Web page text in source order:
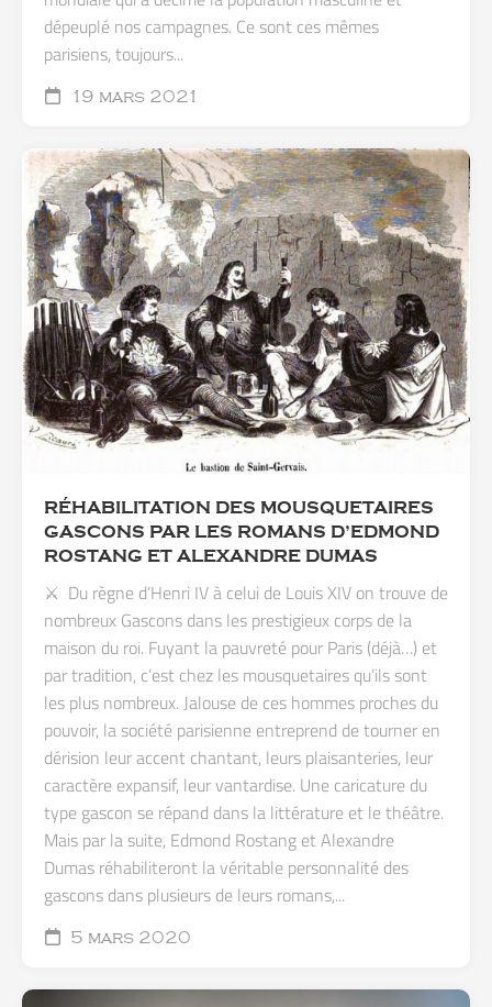
dépeuplé nos campagnes. Ce sont ces mêmes
parisiens, toujours...
19 mars 2021
RÉHABILITATION DES MOUSQUETAIRES
GASCONS PAR LES ROMANS D’EDMOND
ROSTANG ET ALEXANDRE DUMAS
⚔️ Du règne d’Henri IV à celui de Louis XIV on trouve de
nombreux Gascons dans les prestigieux corps de la
maison du roi. Fuyant la pauvreté pour Paris (déjà…) et
par tradition, c’est chez les mousquetaires qu’ils sont
les plus nombreux. Jalouse de ces hommes proches du
pouvoir, la société parisienne entreprend de tourner en
dérision leur accent chantant, leurs plaisanteries, leur
caractère expansif, leur vantardise. Une caricature du
type gascon se répand dans la littérature et le théâtre.
Mais par la suite, Edmond Rostang et Alexandre
Dumas réhabiliteront la véritable personnalité des
gascons dans plusieurs de leurs romans,...
5 mars 2020